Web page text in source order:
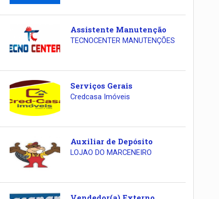
Assistente Manutenção
TECNOCENTER MANUTENÇÕES
Serviços Gerais
Credcasa Imóveis
Auxiliar de Depósito
LOJAO DO MARCENEIRO